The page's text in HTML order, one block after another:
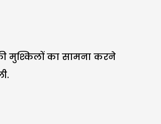
मुश्किलों का सामना करने